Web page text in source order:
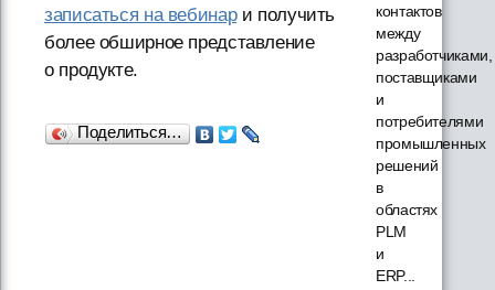
записаться на вебинари получить
более обширное представление
о продукте.
Поделиться…
контактов
между
разработчиками,
поставщиками
и
потребителями
промышленных
решений
в
областях
PLM
и
ERP...